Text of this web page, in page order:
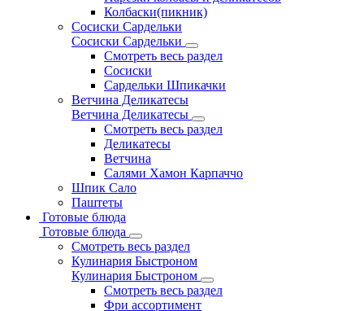
Колбаски(пикник)
Сосиски Сардельки
Сосиски Сардельки
Смотреть весь раздел
Сосиски
Сардельки Шпикачки
Ветчина Деликатесы
Ветчина Деликатесы
Смотреть весь раздел
Деликатесы
Ветчина
Салями Хамон Карпаччо
Шпик Сало
Паштеты
Готовые блюда
Готовые блюда
Смотреть весь раздел
Кулинария Быстроном
Кулинария Быстроном
Смотреть весь раздел
Фри ассортимент